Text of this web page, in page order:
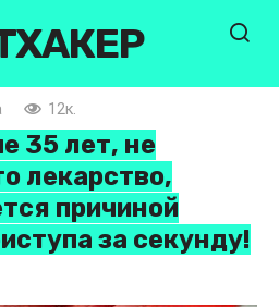
12к.
35 лет, не
лекарство,
причиной
за секунду!